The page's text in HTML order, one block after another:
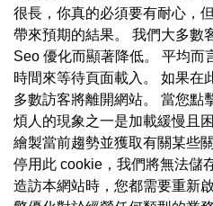
很長，你真的必須要有耐心，
帶來預期的結果。 我們大多數
Seo 優化而顯著降低。 平均而
時間來等待頁面載入。 如果在
多數訪客將離開網站。 當您點
煩人的現象之一是加載緩慢且
繪製當前趨勢並獲取有關某些
停用此 cookie，我們將無法儲
造訪本網站時，您都需要重新